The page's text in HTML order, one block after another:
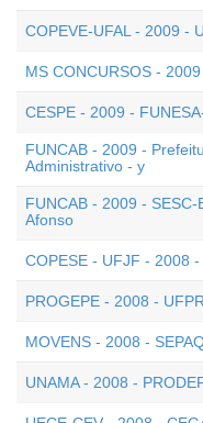
COPEVE-UFAL - 2009 -
MS CONCURSOS -
CESPE - 2009 -
FUNCAB - 2009 -
Administrativo - y
FUNCAB - 2009 -
Afonso
COPESE - UFJF - 2008
PROGEPE - 2008 -
MOVENS - 2008 -
UNAMA - 2008 -